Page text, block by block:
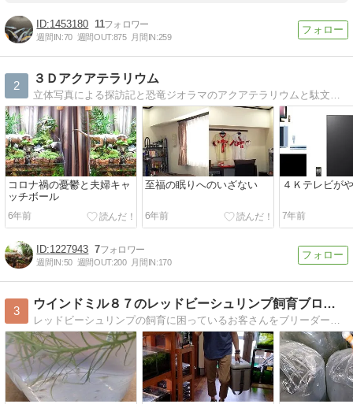
1453180 11
週間IN:70 週間OUT:875 月間IN:259
2
３Ｄアクアテラリウム
立体写真による探訪記と恐竜ジオラマのアクアテラリウムと駄文のブログ
コロナ禍の憂鬱と夫婦キャ
ッチボール
6年前
至福の眠りへのいざない
6年前
４Ｋテレビが
7年前
1227943 7
週間IN:50 週間OUT:200 月間IN:170
3
ウインドミル８７のレッドビーシュリンプ飼育ブログエビ繁殖
レッドビーシュリンプの飼育に困っているお客さんをブリーダーにする熱帯魚屋です。お客さん達がブリードしたエビの出品や、質問など、現場の情報をお伝えします。